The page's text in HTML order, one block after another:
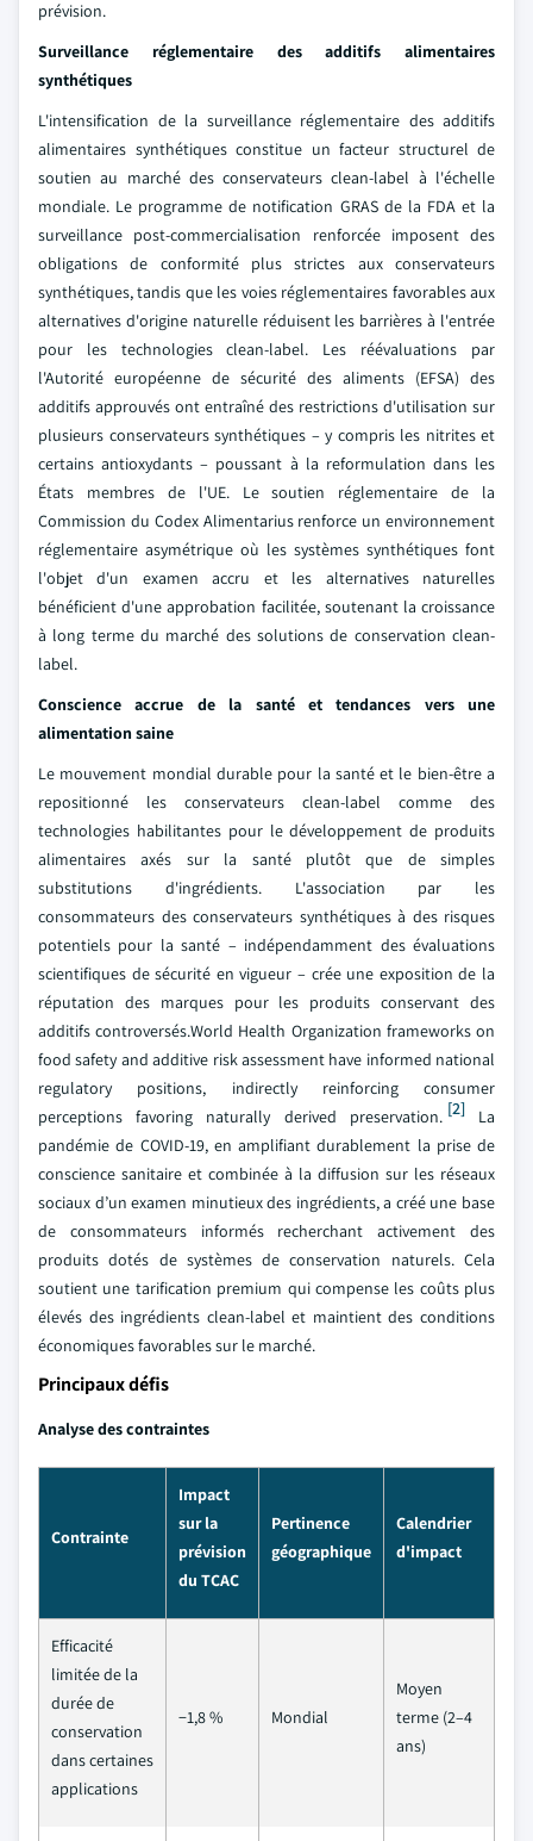
prévision.
Surveillance réglementaire des additifs alimentaires
synthétiques
L'intensification de la surveillance réglementaire des additifs
alimentaires synthétiques constitue un facteur structurel de
soutien au marché des conservateurs clean-label à l'échelle
mondiale. Le programme de notification GRAS de la FDA et la
surveillance post-commercialisation renforcée imposent des
obligations de conformité plus strictes aux conservateurs
synthétiques, tandis que les voies réglementaires favorables aux
alternatives d'origine naturelle réduisent les barrières à l'entrée
pour les technologies clean-label. Les réévaluations par
l'Autorité européenne de sécurité des aliments (EFSA) des
additifs approuvés ont entraîné des restrictions d'utilisation sur
plusieurs conservateurs synthétiques – y compris les nitrites et
certains antioxydants – poussant à la reformulation dans les
États membres de l'UE. Le soutien réglementaire de la
Commission du Codex Alimentarius renforce un environnement
réglementaire asymétrique où les systèmes synthétiques font
l'objet d'un examen accru et les alternatives naturelles
bénéficient d'une approbation facilitée, soutenant la croissance
à long terme du marché des solutions de conservation clean-
label.
Conscience accrue de la santé et tendances vers une
alimentation saine
Le mouvement mondial durable pour la santé et le bien-être a
repositionné les conservateurs clean-label comme des
technologies habilitantes pour le développement de produits
alimentaires axés sur la santé plutôt que de simples
substitutions d'ingrédients. L'association par les
consommateurs des conservateurs synthétiques à des risques
potentiels pour la santé – indépendamment des évaluations
scientifiques de sécurité en vigueur – crée une exposition de la
réputation des marques pour les produits conservant des
additifs controversés.World Health Organization frameworks on
food safety and additive risk assessment have informed national
regulatory positions, indirectly reinforcing consumer
perceptions favoring naturally derived preservation. [2]La
pandémie de COVID-19, en amplifiant durablement la prise de
conscience sanitaire et combinée à la diffusion sur les réseaux
sociaux d’un examen minutieux des ingrédients, a créé une base
de consommateurs informés recherchant activement des
produits dotés de systèmes de conservation naturels. Cela
soutient une tarification premium qui compense les coûts plus
élevés des ingrédients clean-label et maintient des conditions
économiques favorables sur le marché.
Principaux défis
Analyse des contraintes
Contrainte
Impact
sur la
prévision
du TCAC
Pertinence
géographique
Calendrier
d'impact
Efficacité
limitée de la
durée de
conservation
dans certaines
applications
−1,8 % Mondial
Moyen
terme (2–4
ans)